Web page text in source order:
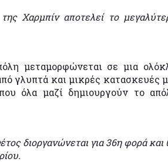
Χαρμπίν αποτελεί το
μεταμορφώνεται σε μια
γλυπτά και μικρές κατασκευές
όλα μαζί δημιουργούν το
διοργανώνεται για 36η φορά και